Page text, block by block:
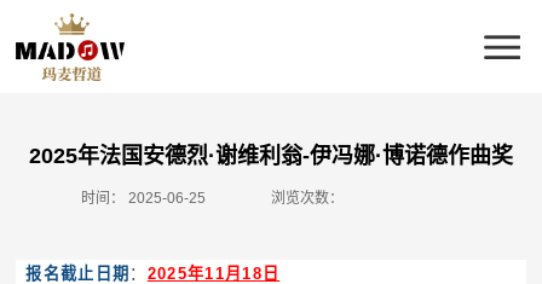
2025年法国安德烈·谢维利翁-伊冯娜·博诺德作曲奖
时间： 2025-06-25 浏览次数：
报名截止日期 ： 2025年11月18日